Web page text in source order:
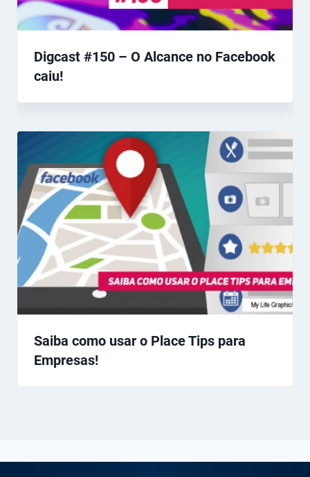
Digcast #150 – O Alcance no Facebook
caiu!
Saiba como usar o Place Tips para
Empresas!